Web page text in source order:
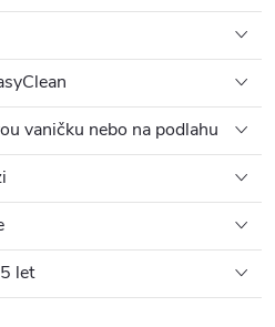
vaničku nebo na podlahu
let